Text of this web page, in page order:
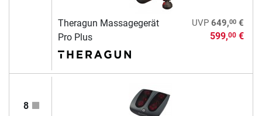
Theragun Massagegerät
Pro Plus
UVP 649,00€
599,00€
8